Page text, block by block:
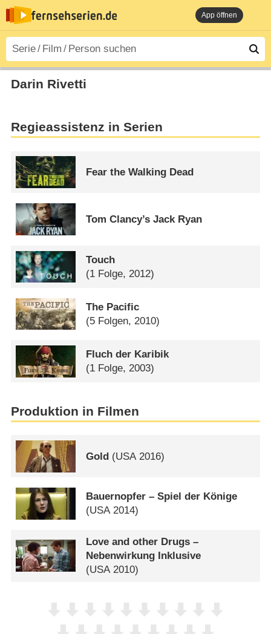
App öffnen
Darin Rivetti
Regieassistenz in Serien
Fear the Walking Dead
Tom Clancy’s Jack Ryan
Touch
(1 Folge, 2012)
The Pacific
(5 Folgen, 2010)
Fluch der Karibik
(1 Folge, 2003)
Produktion in Filmen
Gold (USA 2016)
Bauernopfer – Spiel der Könige
(USA2014)
Love and other Drugs –
Nebenwirkung Inklusive
(USA2010)